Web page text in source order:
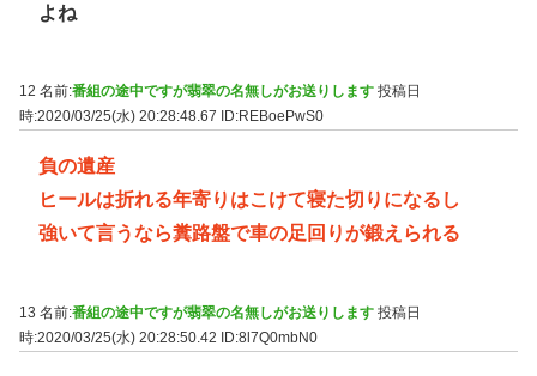
よね
12 名前:番組の途中ですが翡翠の名無しがお送りします 投稿日
時:2020/03/25(水) 20:28:48.67
ID:REBoePwS0
負の遺産
ヒールは折れる年寄りはこけて寝た切りになるし
強いて言うなら糞路盤で車の足回りが鍛えられる
13 名前:番組の途中ですが翡翠の名無しがお送りします 投稿日
時:2020/03/25(水) 20:28:50.42
ID:8l7Q0mbN0